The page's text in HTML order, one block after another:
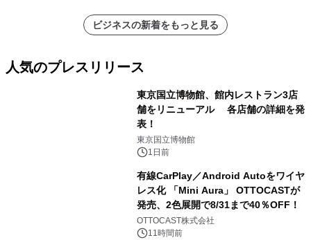
ビジネスの新着をもっと見る
人気のプレスリリース
東京国立博物館、館内レストラン3店
舗をリニューアル 各店舗の詳細を発
表！
東京国立博物館
1日前
有線CarPlay／Android Autoをワイヤ
レス化 「Mini Aura」 OTTOCASTが
発売、2色展開で8/31まで40％OFF！
OTTOCAST株式会社
11時間前